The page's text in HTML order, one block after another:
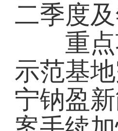
二季度
重点项
示范基
宁钠盈